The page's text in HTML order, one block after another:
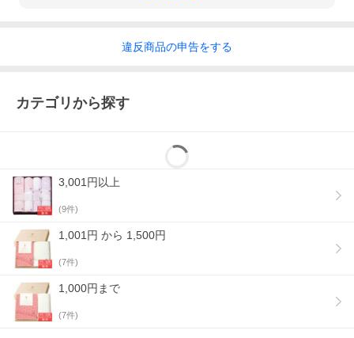
●熨斗の由来についてはこちら
違反商品の申告をする
カテゴリから探す
3,001円以上
(9件)
1,001円 から 1,500円
(7件)
1,000円まで
(7件)